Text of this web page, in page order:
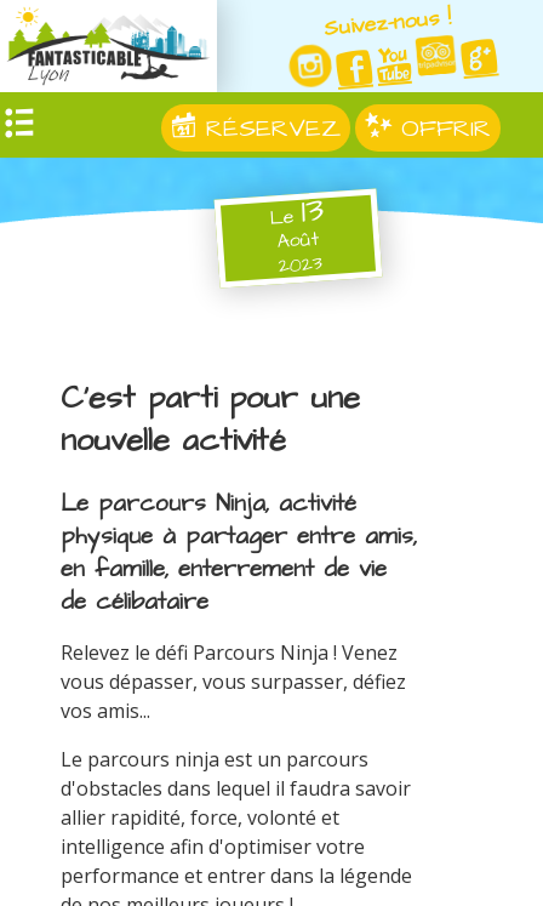
Suivez-nous !
RÉSERVEZ OFFRIR
Le13
Août
2023
C'est parti pour une
nouvelle activité
Le parcours Ninja, activité
physique à partager entre amis,
en famille, enterrement de vie
de célibataire
Relevez le défi Parcours Ninja ! Venez
vous dépasser, vous surpasser, défiez
vos amis...
Le parcours ninja est un parcours
d'obstacles dans lequel il faudra savoir
allier rapidité, force, volonté et
intelligence afin d'optimiser votre
performance et entrer dans la légende